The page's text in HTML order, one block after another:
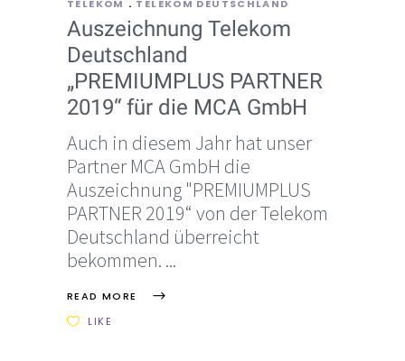
TELEKOM
TELEKOM DEUTSCHLAND
Auszeichnung Telekom
Deutschland
„PREMIUMPLUS PARTNER
2019“ für die MCA GmbH
Auch in diesem Jahr hat unser
Partner MCA GmbH die
Auszeichnung "PREMIUMPLUS
PARTNER 2019“ von der Telekom
Deutschland überreicht
bekommen.
READ MORE
LIKE